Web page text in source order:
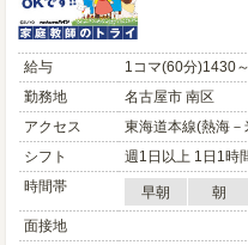
給与
1コマ(60分)1430
勤務地
名古屋市 南区
アクセス
東海道本線(熱海－
シフト
週1日以上 1日1時
時間帯
早朝 朝
面接地